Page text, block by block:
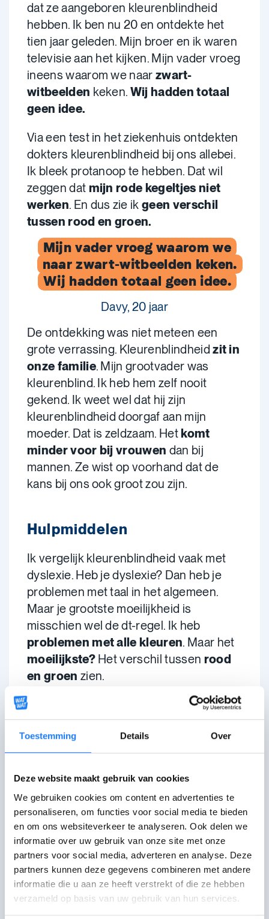
Toestemming Details Over
Deze website maakt gebruik van cookies
We gebruiken cookies om content en advertenties te
personaliseren, om functies voor social media te bieden
en om ons websiteverkeer te analyseren. Ook delen we
informatie over uw gebruik van onze site met onze
partners voor social media, adverteren en analyse. Deze
partners kunnen deze gegevens combineren met andere
informatie die u aan ze heeft verstrekt of die ze hebben
verzameld op basis van uw gebruik van hun services.
dat ze aangeboren kleurenblindheid
hebben. Ik ben nu 20 en ontdekte het
tien jaar geleden. Mijn broer en ik waren
televisie aan het kijken. Mijn vader vroeg
ineens waarom we naarzwart-
witbeelden keken. Wij hadden totaal
geen idee.
Via een test in het ziekenhuis ontdekten
dokters kleurenblindheid bij ons allebei.
Ik bleek protanoop te hebben. Dat wil
zeggen dat mijn rode kegeltjes niet
werken. En dus zie ikgeen verschil
tussen rood en groen.
Mijn vader vroeg waarom we
naar zwart-witbeelden keken.
Wij hadden totaal geen idee.
Davy, 20 jaar
De ontdekking was niet meteen een
grote verrassing. Kleurenblindheidzit in
onze familie. Mijn grootvader was
kleurenblind. Ik heb hem zelf nooit
gekend. Ik weet wel dat hij zijn
kleurenblindheid doorgaf aan mijn
moeder. Dat is zeldzaam. Hetkomt
minder voor bij vrouwen dan bij
mannen. Ze wist op voorhand dat de
kans bij ons ook groot zou zijn.
Hulpmiddelen
Ik vergelijk kleurenblindheid vaak met
dyslexie. Heb je dyslexie? Dan heb je
problemen met taal in het algemeen.
Maar je grootste moeilijkheid is
misschien wel de dt-regel. Ik heb
problemen met alle kleuren. Maar het
moeilijkste? Het verschil tussen rood
en groen zien.
Heb je een kleurzienstoornis? Er zijn
heel wat hulpmiddelen. Er zijn
telefoonapps die kleuren herkennen
Ook voor mensen zonder een
smartphone is er een oplossing:
de tien basiskleuren in woorden. Hou je
het kleurenwiel ergens tegen? Dan kan
je zien welke kleur er het meest mee
overeenkomt.
Ik ga door het leven met de
gedachte dat ik hetzelfde zie
als andere mensen.